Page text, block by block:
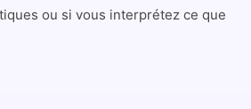
ou si vous interprétez ce que